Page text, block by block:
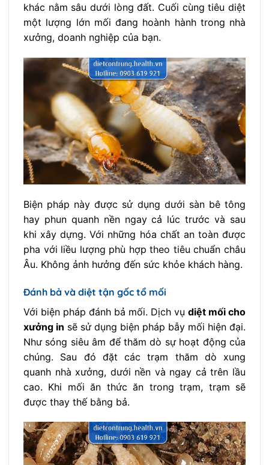
khác nằm sâu dưới lòng đất. Cuối cùng tiêu diệt
một lượng lớn mối đang hoành hành trong nhà
xưởng, doanh nghiệp của bạn.
Biện pháp này được sử dụng dưới sàn bê tông
hay phun quanh nền ngay cả lúc trước và sau
khi xây dựng. Với những hóa chất an toàn được
pha với liều lượng phù hợp theo tiêu chuẩn châu
Âu. Không ảnh hưởng đến sức khỏe khách hàng.
Đánh bả và diệt tận gốc tổ mối
Với biện pháp đánh bả mối. Dịch vụ diệt mối cho
xưởng in sẽ sử dụng biện pháp bẫy mối hiện đại.
Như sóng siêu âm để thăm dò sự hoạt động của
chúng. Sau đó đặt các trạm thăm dò xung
quanh nhà xưởng, dưới nền và ngay cả trên lầu
cao. Khi mối ăn thức ăn trong trạm, trạm sẽ
được thay thế bằng bả.